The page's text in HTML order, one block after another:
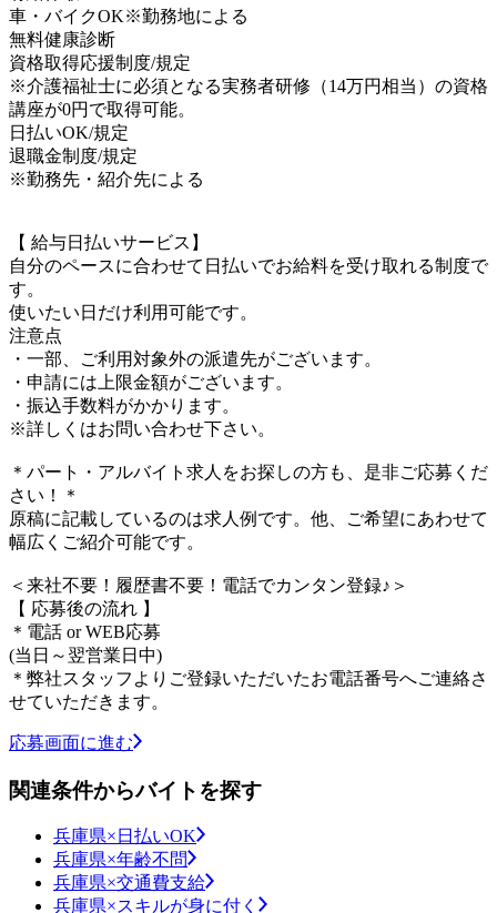
車・バイクOK※勤務地による
無料健康診断
資格取得応援制度/規定
※介護福祉士に必須となる実務者研修（14万円相当）の資格
講座が0円で取得可能。
日払いOK/規定
退職金制度/規定
※勤務先・紹介先による
【 給与日払いサービス】
自分のペースに合わせて日払いでお給料を受け取れる制度で
す。
使いたい日だけ利用可能です。
注意点
・一部、ご利用対象外の派遣先がございます。
・申請には上限金額がございます。
・振込手数料がかかります。
※詳しくはお問い合わせ下さい。
＊パート・アルバイト求人をお探しの方も、是非ご応募くだ
さい！＊
原稿に記載しているのは求人例です。他、ご希望にあわせて
幅広くご紹介可能です。
＜来社不要！履歴書不要！電話でカンタン登録♪＞
【 応募後の流れ 】
＊電話 or WEB応募
(当日～翌営業日中)
＊弊社スタッフよりご登録いただいたお電話番号へご連絡さ
せていただきます。
応募画面に進む
関連条件からバイトを探す
兵庫県×日払いOK
兵庫県×年齢不問
兵庫県×交通費支給
兵庫県×スキルが身に付く